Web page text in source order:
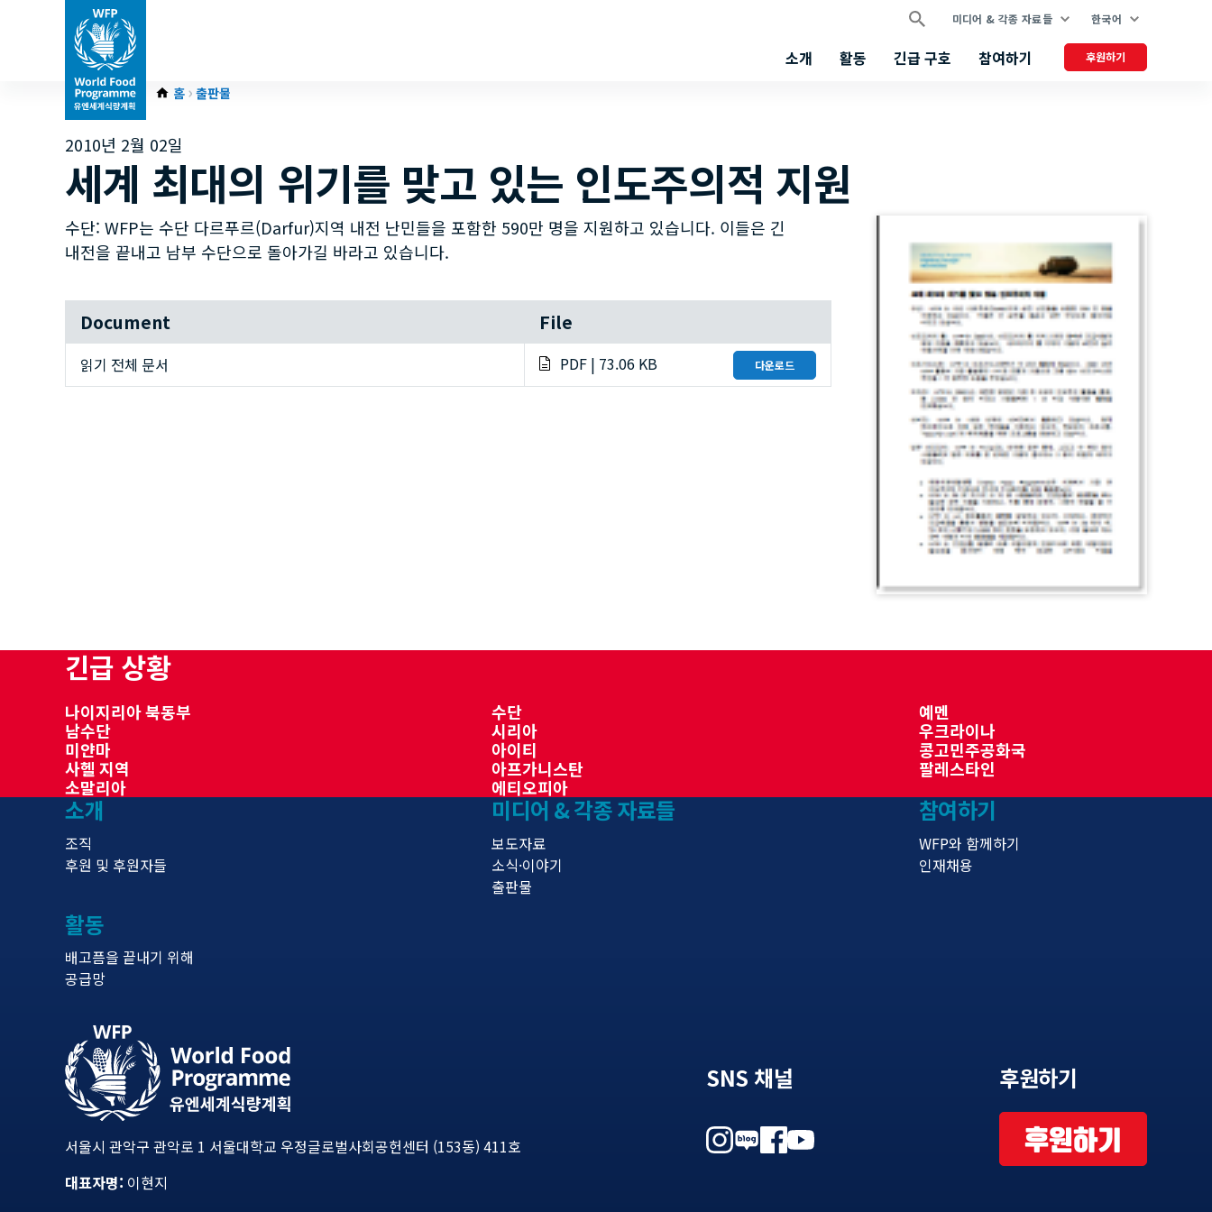
미디어 & 각종 자료들 한국어
소개 활동 긴급 구호 참여하기 후원하기
홈 출판물
2010년 2월 02일
세계 최대의 위기를 맞고 있는 인도주의적 지원
수단: WFP는 수단 다르푸르(Darfur)지역 내전 난민들을 포함한 590만 명을 지원하고 있습니다. 이들은 긴
내전을 끝내고 남부 수단으로 돌아가길 바라고 있습니다.
Document File
읽기 전체 문서 PDF | 73.06 KB 다운로드
긴급 상황
나이지리아 북동부
남수단
미얀마
사헬 지역
소말리아
수단
시리아
아이티
아프가니스탄
에티오피아
예멘
우크라이나
콩고민주공화국
팔레스타인
소개
조직
후원 및 후원자들
활동
배고픔을 끝내기 위해
공급망
미디어 & 각종 자료들
보도자료
소식·이야기
출판물
참여하기
WFP와 함께하기
인재채용
서울시 관악구 관악로 1 서울대학교 우정글로벌사회공헌센터 (153동) 411호
대표자명: 이현지
SNS 채널 후원하기
후원하기